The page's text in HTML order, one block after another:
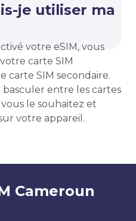
je utiliser ma
votre eSIM, vous
carte SIM
carte SIM secondaire.
entre les cartes
le souhaitez et
votre appareil.
Cameroun